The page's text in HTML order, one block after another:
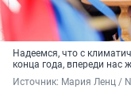
Надеемся, что с
конца года, впереди нас
Источник: Мария Ленц /